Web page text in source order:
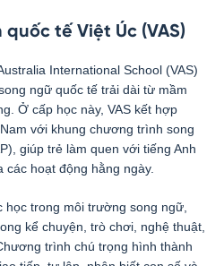
tế Việt Úc (VAS)
International School (VAS)
ngữ quốc tế trải dài từ mầm
Ở cấp học này, VAS kết hợp
với khung chương trình song
giúp trẻ làm quen với tiếng Anh
hoạt động hằng ngày.
trong môi trường song ngữ,
kể chuyện, trò chơi, nghệ thuật,
trình chú trọng hình thành